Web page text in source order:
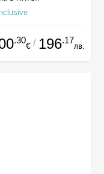
.30
€ / 196.17
лв.